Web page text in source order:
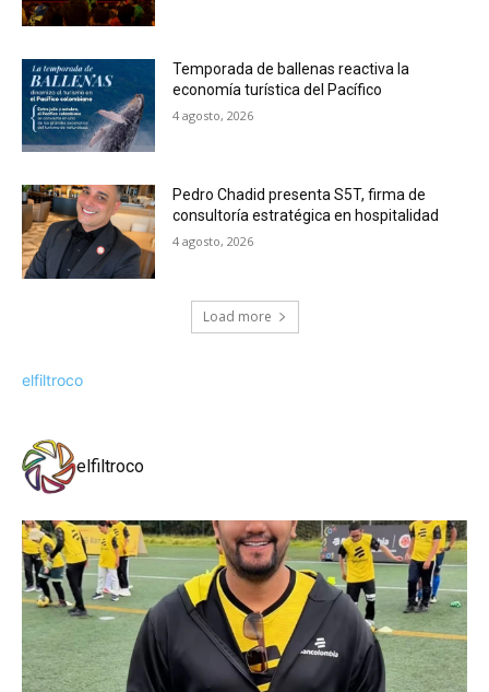
Temporada de ballenas reactiva la
economía turística del Pacífico
4 agosto, 2026
Pedro Chadid presenta S5T, firma de
consultoría estratégica en hospitalidad
4 agosto, 2026
Load more
elfiltroco
elfiltroco